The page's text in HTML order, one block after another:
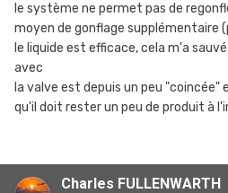
le système ne permet pas de
moyen de gonflage supplémentaire
le liquide est efficace, cela m'a
avec
la valve est depuis un peu
qu'il doit rester un peu de produit à
Charles FULLENWARTH